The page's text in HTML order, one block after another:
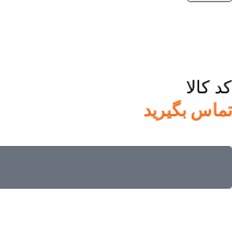
کد کالا
تماس بگیرید